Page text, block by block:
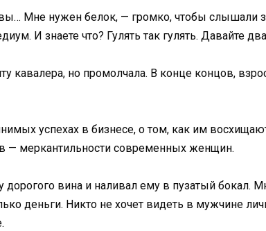
Мне нужен белок, — громко, чтобы слышали
И знаете что? Гулять так гулять. Давайте
кавалера, но промолчала. В конце концов,
успехах в бизнесе, о том, как им
— меркантильности современных женщин.
вина и наливал ему в пузатый бокал.
деньги. Никто не хочет видеть в мужчине